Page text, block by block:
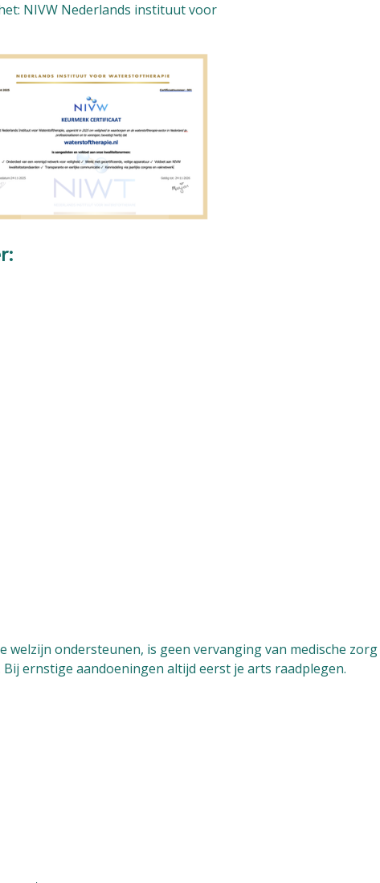
NIVW Nederlands instituut voor
welzijn ondersteunen, is geen vervanging van medische zorg
ernstige aandoeningen altijd eerst je arts raadplegen.